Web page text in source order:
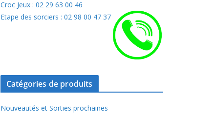
Croc Jeux : 02 29 63 00 46
Etape des sorciers : 02 98 00 47 37
Catégories de produits
Nouveautés et Sorties prochaines